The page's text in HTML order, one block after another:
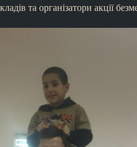
та організатори акції